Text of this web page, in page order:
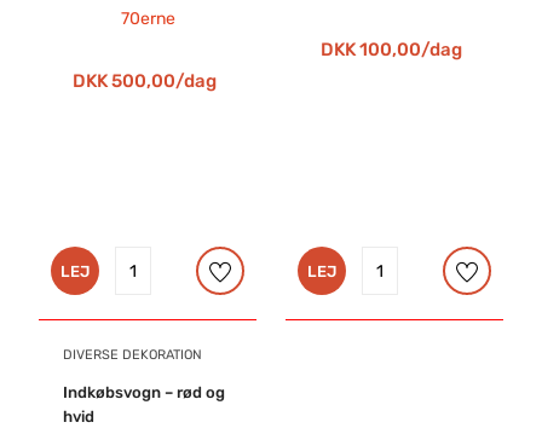
konkurrence om hvem der kan lave den flotteste,
største eller mest velsmagende mormorkage. Du
kan også lave kage løb. hvem kan hurtigst
DKK 500,00/dag
LEJ
DKK 100,00/dag
LEJ
DIVERSE DEKORATION
Indkøbsvogn – rød og
hvid